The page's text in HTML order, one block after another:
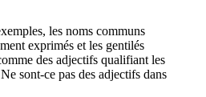
les noms communs
exprimés et les gentilés
des adjectifs qualifiant les
sont-ce pas des adjectifs dans